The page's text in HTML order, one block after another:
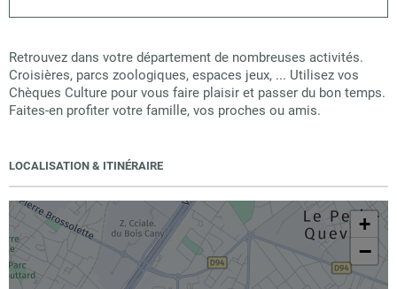
Retrouvez dans votre département de nombreuses activités.
Croisières, parcs zoologiques, espaces jeux, ... Utilisez vos
Chèques Culture pour vous faire plaisir et passer du bon temps.
Faites-en profiter votre famille, vos proches ou amis.
LOCALISATION & ITINÉRAIRE
+
−